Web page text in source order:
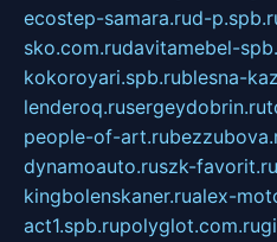
ecostep-samara.rud-
sko.com.rudavitamebel-
kokoroyari.spb.rublesna-
lenderoq.rusergeydobrin.ru
people-of-art.ru
dynamoauto.ruszk-favorit.ru
kingbolenskaner.rualex-
act1.spb.rupolyglot.com.ru